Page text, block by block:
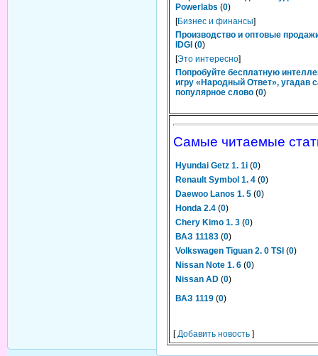
Powerlabs (0)
[Бизнес и финансы]
Производство и оптовые
IDGI (0)
[Это интересно]
Попробуйте бесплатную
игру «Народный Ответ», угадав
популярное слово (0)
Самые читаемые
Hyundai Getz 1. 1i (0)
Renault Symbol 1. 4 (0)
Daewoo Lanos 1. 5 (0)
Honda 2.4 (0)
Chery Kimo 1. 3 (0)
ВАЗ 11183 (0)
Volkswagen Tiguan 2. 0 TSI (0)
Nissan Note 1. 6 (0)
Nissan AD (0)
ВАЗ 1119 (0)
[Добавить новость ]